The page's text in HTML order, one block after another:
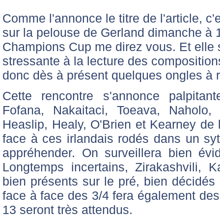
Comme l'annonce le titre de l'article,
sur la pelouse de Gerland dimanche à
Champions Cup me direz vous. Et
stressante à la lecture des
donc dès à présent quelques ongles à
Cette rencontre s'annonce
Fofana, Nakaitaci, Toeava,
Heaslip, Healy, O'Brien et Kearney
face à ces irlandais rodés dans un
appréhender. On surveillera bien
Longtemps incertains, Zirakashvili,
bien présents sur le pré, bien
face à face des 3/4 fera également
13 seront très attendus.